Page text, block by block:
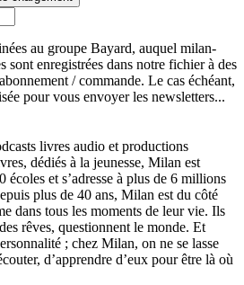
au groupe Bayard, auquel milan-
sont enregistrées dans notre fichier à des
/ commande. Le cas échéant,
pour vous envoyer les newsletters...
livres audio et productions
dédiés à la jeunesse, Milan est
écoles et s’adresse à plus de 6 millions
plus de 40 ans, Milan est du côté
dans tous les moments de leur vie. Ils
rêves, questionnent le monde. Et
; chez Milan, on ne se lasse
d’apprendre d’eux pour être là où